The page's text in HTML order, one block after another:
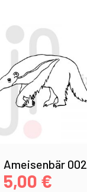
Ameisenbär 002
5,00 €